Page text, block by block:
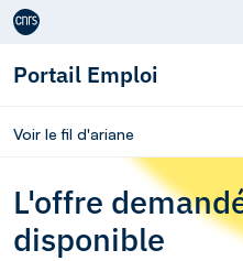
Aller au contenu
Portail Emploi
Voir le fil d'ariane
L'offre
disponible